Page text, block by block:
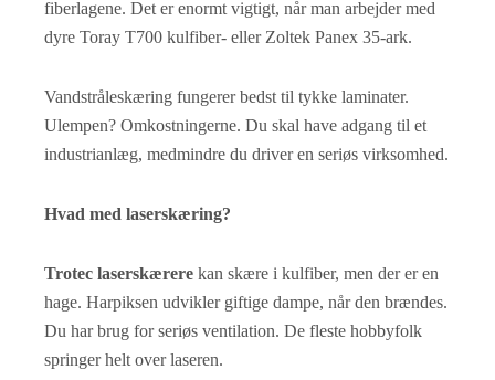
fiberlagene. Det er enormt vigtigt, når man arbejder med
dyre Toray T700 kulfiber- eller Zoltek Panex 35-ark.
Vandstråleskæring fungerer bedst til tykke laminater.
Ulempen? Omkostningerne. Du skal have adgang til et
industrianlæg, medmindre du driver en seriøs virksomhed.
Hvad med laserskæring?
Trotec laserskærere kan skære i kulfiber, men der er en
hage. Harpiksen udvikler giftige dampe, når den brændes.
Du har brug for seriøs ventilation. De fleste hobbyfolk
springer helt over laseren.